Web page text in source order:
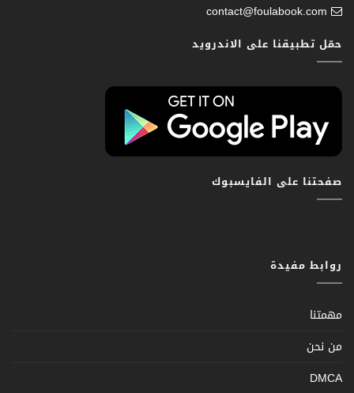
contact@foulabook.com
حمّل تطبيقنا على الاندرويد
صفحتنا على الفايسبوك
روابط مفيدة
مهمتنا
من نحن
DMCA